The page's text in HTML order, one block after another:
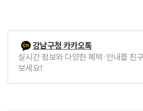
강남구청 카카오톡
실시간 정보와 다양한 혜택·안내를 친
보세요!